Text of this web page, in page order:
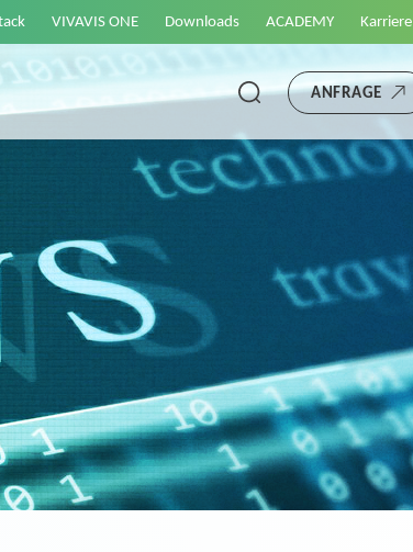
VIVAVIS ONE Downloads ACADEMY Karriere
ANFRAGE